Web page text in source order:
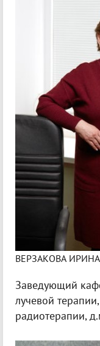
ВЕРЗАКОВА
Заведующий
лучевой
радиотерапии,